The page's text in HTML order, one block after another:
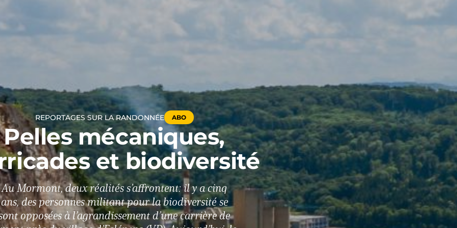
REPORTAGES SUR LA RANDONNÉE ABO
Pelles mécaniques,
et biodiversité
Au Mormont, deux réalités s’affrontent: il y a cinq
ans, des personnes militant pour la biodiversité se
opposées à l’agrandissement d’une carrière de